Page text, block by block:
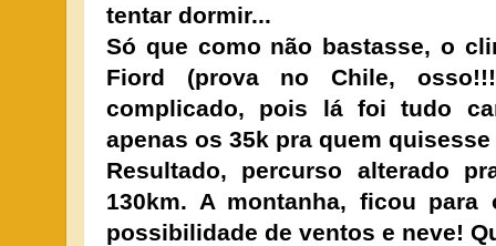
tentar dormir...
Só que como não bastasse, o
Fiord (prova no Chile,
complicado, pois lá foi tudo
apenas os 35k pra quem
Resultado, percurso alterado
130km. A montanha, ficou
possibilidade de ventos e neve!